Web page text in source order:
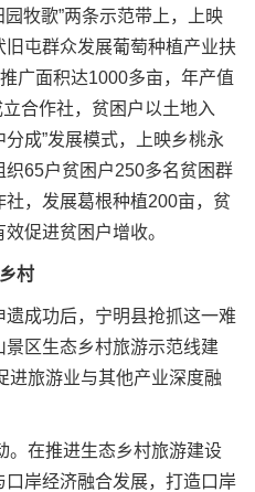
牧歌”两条示范带上，上映
屯群众发展葡萄种植产业扶
广面积达1000多亩，年产值
合作社，贫困户以土地入
成”发展模式，上映乡桃永
65户贫困户250多名贫困群
，发展葛根种植200亩，贫
促进贫困户增收。
村
成功后，宁明县抢抓这一难
区生态乡村旅游示范线建
进旅游业与其他产业深度融
在推进生态乡村旅游建设
岸经济融合发展，打造口岸